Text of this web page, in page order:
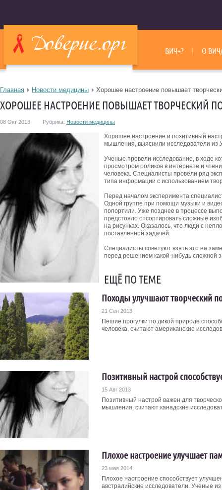
ВИЧ+? О
Главная Новости медицины Хорошее настроение повышает
ХОРОШЕЕ НАСТРОЕНИЕ ПОВЫШАЕТ ТВОРЧЕСКИЙ
08 Окт 2013 Рубрика: Новости медицины
Хорошее настроение и позитивный
мышления, выяснили исследователи из
Ученые провели исследование, в ходе
просмотром роликов в интернете и
человека. Специалисты провели ряд
типа информации с использованием
Перед началом эксперимента
Одной группе при помощи музыки и
попортили. Уже позднее в процессе
предстояло отсортировать сложные
на рисунках. Оказалось, что люди с
поставленной задачей.
Специалисты советуют взять это на
перед решением какой-нибудь сложной
ЕЩЁ ПО ТЕМЕ
Походы улучшают творческий
21 Сен 2013
Пешие прогулки по дикой природе
человека, считают американские
Позитивный настрой
15 Авг 2013
Позитивный настрой важен для
мышления, считают канадские
Плохое настроение улучшает
23 мая 2014
Плохое настроение способствует
австралийские исследователи. Ученые